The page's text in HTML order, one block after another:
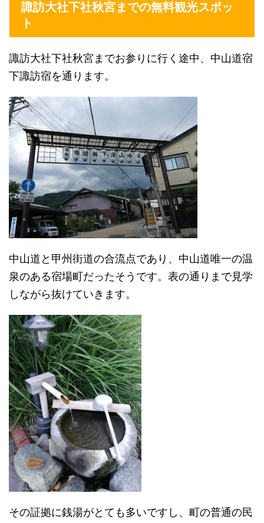
諏訪大社下社秋宮までの無料観光スポッ
ト
諏訪大社下社秋宮までお参りに行く途中、中山道宿
下諏訪宿を通ります。
中山道と甲州街道の合流点であり、中山道唯一の温
泉のある宿場町だったそうです。表の通りまで見学
しながら抜けていきます。
その証拠に銭湯がとても多いですし、町の普通の民